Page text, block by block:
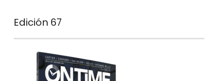
Edición 67